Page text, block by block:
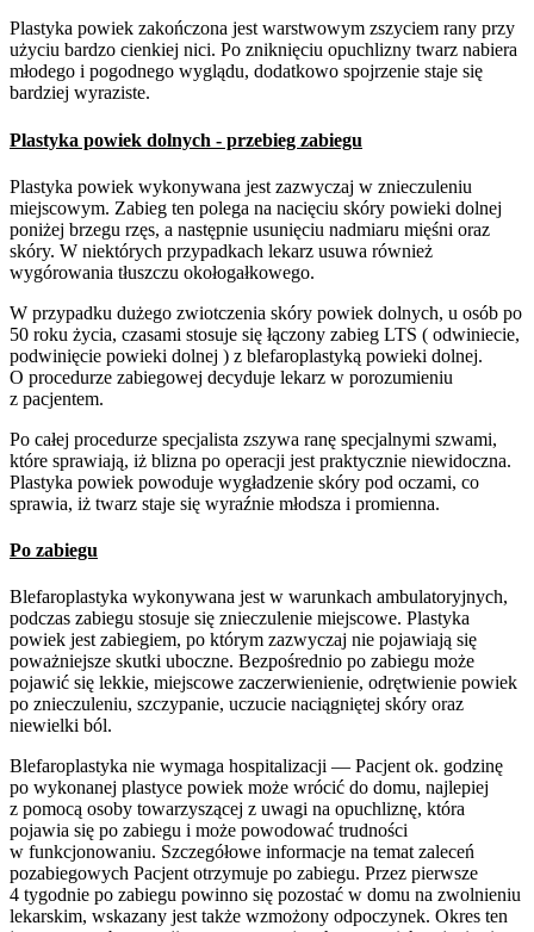
Plastyka powiek zakończona jest warstwowym zszyciem rany przy
użyciu bardzo cienkiej nici. Po zniknięciu opuchlizny twarz nabiera
młodego i pogodnego wyglądu, dodatkowo spojrzenie staje się
bardziej wyraziste.
Plastyka powiek dolnych - przebieg zabiegu
Plastyka powiek wykonywana jest zazwyczaj w znieczuleniu
miejscowym. Zabieg ten polega na nacięciu skóry powieki dolnej
poniżej brzegu rzęs, a następnie usunięciu nadmiaru mięśni oraz
skóry. W niektórych przypadkach lekarz usuwa również
wygórowania tłuszczu okołogałkowego.
W przypadku dużego zwiotczenia skóry powiek dolnych, u osób po
50 roku życia, czasami stosuje się łączony zabieg LTS ( odwiniecie,
podwinięcie powieki dolnej ) z blefaroplastyką powieki dolnej.
O procedurze zabiegowej decyduje lekarz w porozumieniu
z pacjentem.
Po całej procedurze specjalista zszywa ranę specjalnymi szwami,
które sprawiają, iż blizna po operacji jest praktycznie niewidoczna.
Plastyka powiek powoduje wygładzenie skóry pod oczami, co
sprawia, iż twarz staje się wyraźnie młodsza i promienna.
Po zabiegu
Blefaroplastyka wykonywana jest w warunkach ambulatoryjnych,
podczas zabiegu stosuje się znieczulenie miejscowe. Plastyka
powiek jest zabiegiem, po którym zazwyczaj nie pojawiają się
poważniejsze skutki uboczne. Bezpośrednio po zabiegu może
pojawić się lekkie, miejscowe zaczerwienienie, odrętwienie powiek
po znieczuleniu, szczypanie, uczucie naciągniętej skóry oraz
niewielki ból.
Blefaroplastyka nie wymaga hospitalizacji — Pacjent ok. godzinę
po wykonanej plastyce powiek może wrócić do domu, najlepiej
z pomocą osoby towarzyszącej z uwagi na opuchliznę, która
pojawia się po zabiegu i może powodować trudności
w funkcjonowaniu. Szczegółowe informacje na temat zaleceń
pozabiegowych Pacjent otrzymuje po zabiegu. Przez pierwsze
4 tygodnie po zabiegu powinno się pozostać w domu na zwolnieniu
lekarskim, wskazany jest także wzmożony odpoczynek. Okres ten